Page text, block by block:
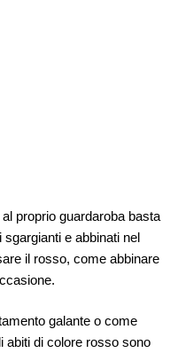
proprio guardaroba basta
e abbinati nel
il rosso, come abbinare
galante o come
abiti di colore rosso sono